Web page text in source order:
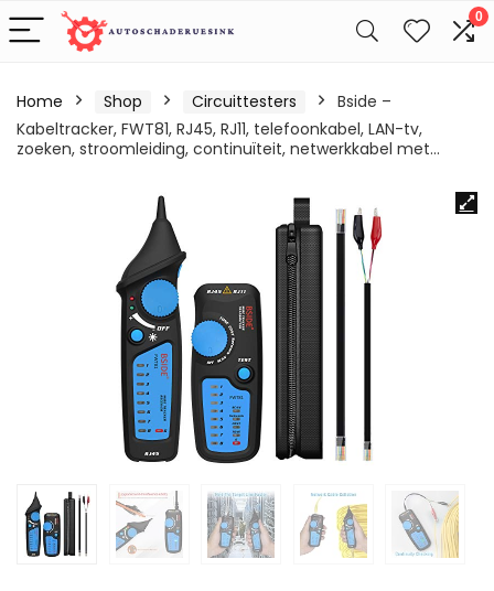
0
Home Shop Circuittesters
Bside –
Kabeltracker, FWT81, RJ45, RJ11, telefoonkabel, LAN-tv,
zoeken, stroomleiding, continuïteit, netwerkkabel met…